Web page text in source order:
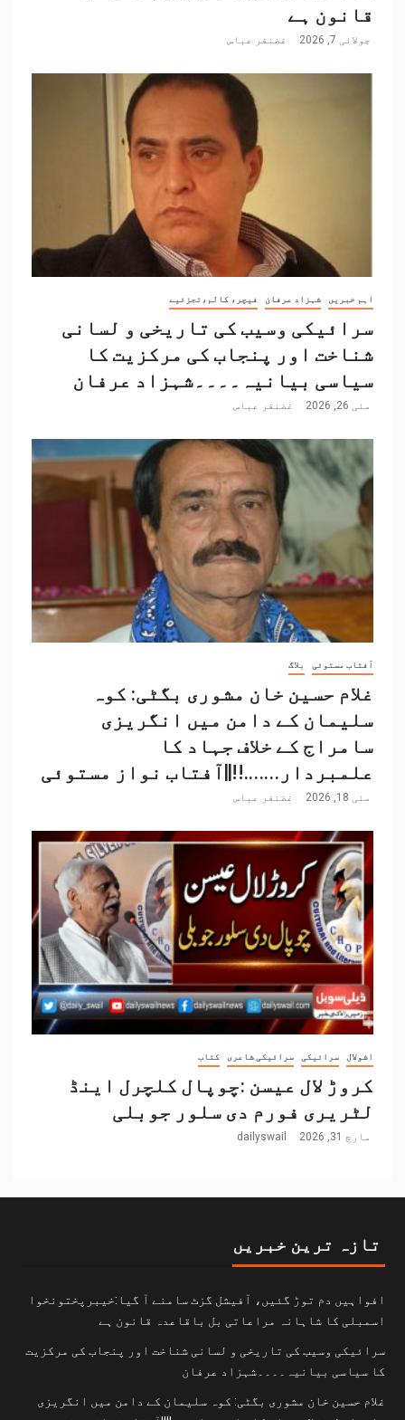
قانون ہے
جولائی 7, 2026 غضنفر عباس
اہم خبریں شہزاد عرفان فیچر، کالم،تجزئیے
سرائیکی وسیب کی تاریخی و لسانی
شناخت اور پنجاب کی مرکزیت کا
سیاسی بیانیہ۔۔۔۔شہزاد عرفان
مئی 26, 2026 غضنفر عباس
آفتاب مستوئی بلاگ
غلام حسین خان مشوری بگٹی: کوہ
سلیمان کے دامن میں انگریزی
سامراج کے خلاف جہاد کا
علمبردار…….!!||آفتاب نواز مستوئی
مئی 18, 2026 غضنفر عباس
اشولال سرائیکی سرائیکی شاعری کتاب
کروڑ لال عیسن :چوپال کلچرل اینڈ
لٹریری فورم دی سلور جوبلی
مارچ 31, 2026 dailyswail
تازہ ترین خبریں
افواہیں دم توڑ گئیں، آفیشل گزٹ سامنے آ گیا:خیبرپختونخوا
اسمبلی کا شاہانہ مراعاتی بل باقاعدہ قانون ہے
سرائیکی وسیب کی تاریخی و لسانی شناخت اور پنجاب کی مرکزیت
کا سیاسی بیانیہ۔۔۔۔شہزاد عرفان
غلام حسین خان مشوری بگٹی: کوہ سلیمان کے دامن میں انگریزی